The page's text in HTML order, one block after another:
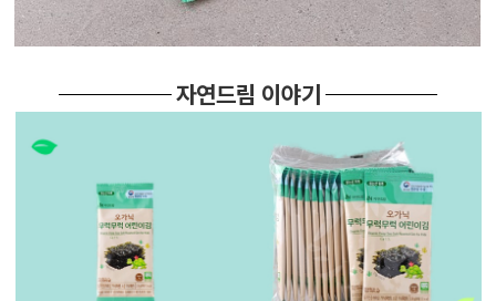
자연드림 이야기